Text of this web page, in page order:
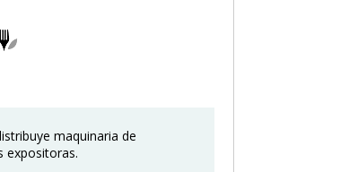
maquinaria de
expositoras.